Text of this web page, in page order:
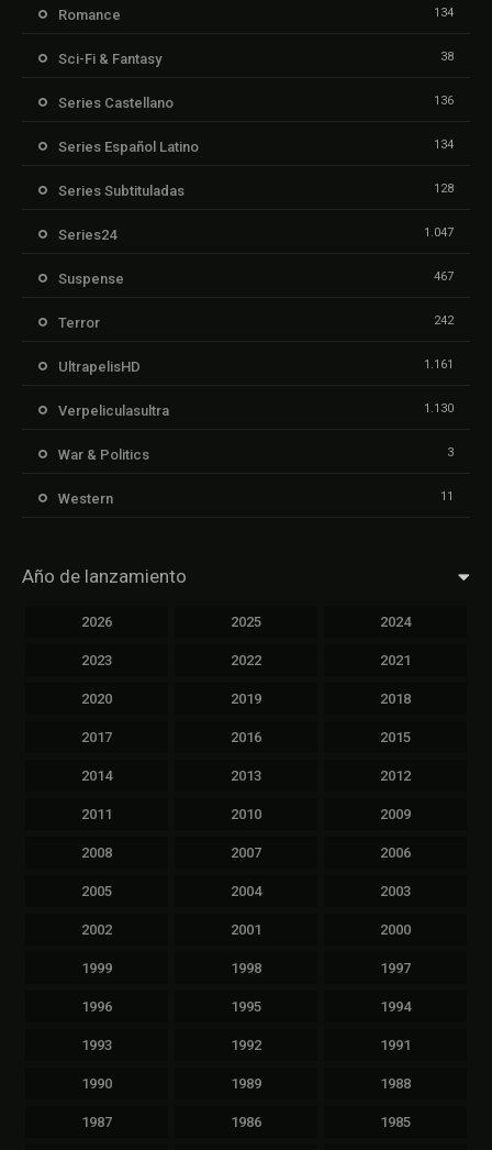
Romance 134
Sci-Fi & Fantasy 38
Series Castellano 136
Series Español Latino 134
Series Subtituladas 128
Series24 1.047
Suspense 467
Terror 242
UltrapelisHD 1.161
Verpeliculasultra 1.130
War & Politics 3
Western 11
Año de lanzamiento
2026 2025 2024
2023 2022 2021
2020 2019 2018
2017 2016 2015
2014 2013 2012
2011 2010 2009
2008 2007 2006
2005 2004 2003
2002 2001 2000
1999 1998 1997
1996 1995 1994
1993 1992 1991
1990 1989 1988
1987 1986 1985